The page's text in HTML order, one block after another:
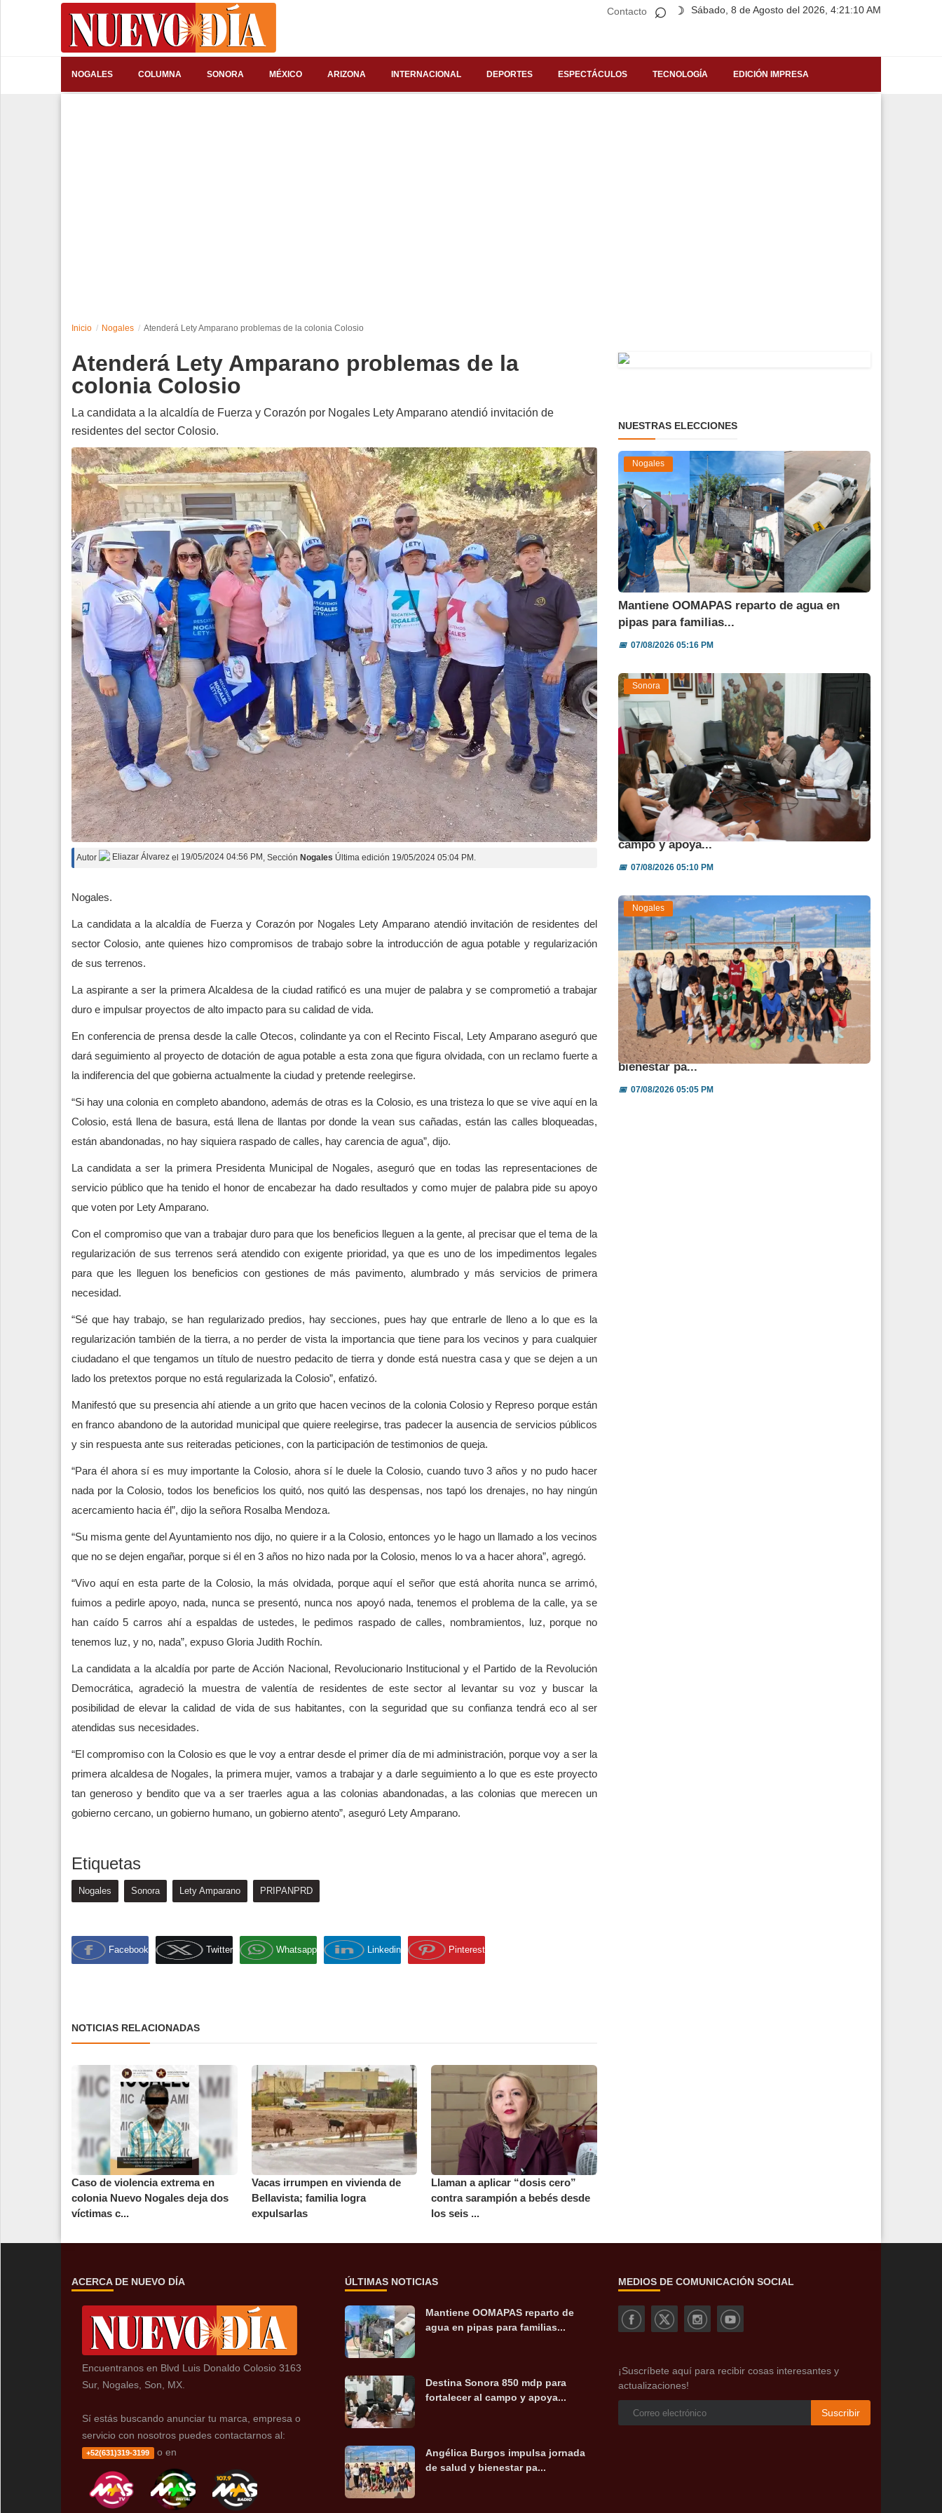
Contacto Sábado, 8 de Agosto del 2026, 4:21:10 AM
⌕ ☽
NOGALES COLUMNA SONORA MÉXICO ARIZONA INTERNACIONAL DEPORTES ESPECTÁCULOS TECNOLOGÍA EDICIÓN IMPRESA
Edición Impresa
Inicio Nogales Atenderá Lety Amparano problemas de la colonia Colosio
Atenderá Lety Amparano problemas de la
colonia Colosio
La candidata a la alcaldía de Fuerza y Corazón por Nogales Lety Amparano atendió invitación de
residentes del sector Colosio.
Autor Eliazar Álvarez el 19/05/2024 04:56 PM , Sección Nogales Última edición 19/05/2024 05:04 PM.
Nogales.
La candidata a la alcaldía de Fuerza y Corazón por Nogales Lety Amparano atendió invitación de residentes del
sector Colosio, ante quienes hizo compromisos de trabajo sobre la introducción de agua potable y regularización
de sus terrenos.
La aspirante a ser la primera Alcaldesa de la ciudad ratificó es una mujer de palabra y se comprometió a trabajar
duro e impulsar proyectos de alto impacto para su calidad de vida.
En conferencia de prensa desde la calle Otecos, colindante ya con el Recinto Fiscal, Lety Amparano aseguró que
dará seguimiento al proyecto de dotación de agua potable a esta zona que figura olvidada, con un reclamo fuerte a
la indiferencia del que gobierna actualmente la ciudad y pretende reelegirse.
“Si hay una colonia en completo abandono, además de otras es la Colosio, es una tristeza lo que se vive aquí en la
Colosio, está llena de basura, está llena de llantas por donde la vean sus cañadas, están las calles bloqueadas,
están abandonadas, no hay siquiera raspado de calles, hay carencia de agua”, dijo.
La candidata a ser la primera Presidenta Municipal de Nogales, aseguró que en todas las representaciones de
servicio público que ha tenido el honor de encabezar ha dado resultados y como mujer de palabra pide su apoyo
que voten por Lety Amparano.
Con el compromiso que van a trabajar duro para que los beneficios lleguen a la gente, al precisar que el tema de la
regularización de sus terrenos será atendido con exigente prioridad, ya que es uno de los impedimentos legales
para que les lleguen los beneficios con gestiones de más pavimento, alumbrado y más servicios de primera
necesidad.
“Sé que hay trabajo, se han regularizado predios, hay secciones, pues hay que entrarle de lleno a lo que es la
regularización también de la tierra, a no perder de vista la importancia que tiene para los vecinos y para cualquier
ciudadano el que tengamos un título de nuestro pedacito de tierra y donde está nuestra casa y que se dejen a un
lado los pretextos porque no está regularizada la Colosio”, enfatizó.
Manifestó que su presencia ahí atiende a un grito que hacen vecinos de la colonia Colosio y Represo porque están
en franco abandono de la autoridad municipal que quiere reelegirse, tras padecer la ausencia de servicios públicos
y sin respuesta ante sus reiteradas peticiones, con la participación de testimonios de queja.
“Para él ahora sí es muy importante la Colosio, ahora sí le duele la Colosio, cuando tuvo 3 años y no pudo hacer
nada por la Colosio, todos los beneficios los quitó, nos quitó las despensas, nos tapó los drenajes, no hay ningún
acercamiento hacia él”, dijo la señora Rosalba Mendoza.
“Su misma gente del Ayuntamiento nos dijo, no quiere ir a la Colosio, entonces yo le hago un llamado a los vecinos
que no se dejen engañar, porque si él en 3 años no hizo nada por la Colosio, menos lo va a hacer ahora”, agregó.
“Vivo aquí en esta parte de la Colosio, la más olvidada, porque aquí el señor que está ahorita nunca se arrimó,
fuimos a pedirle apoyo, nada, nunca se presentó, nunca nos apoyó nada, tenemos el problema de la calle, ya se
han caído 5 carros ahí a espaldas de ustedes, le pedimos raspado de calles, nombramientos, luz, porque no
tenemos luz, y no, nada”, expuso Gloria Judith Rochín.
La candidata a la alcaldía por parte de Acción Nacional, Revolucionario Institucional y el Partido de la Revolución
Democrática, agradeció la muestra de valentía de residentes de este sector al levantar su voz y buscar la
posibilidad de elevar la calidad de vida de sus habitantes, con la seguridad que su confianza tendrá eco al ser
atendidas sus necesidades.
“El compromiso con la Colosio es que le voy a entrar desde el primer día de mi administración, porque voy a ser la
primera alcaldesa de Nogales, la primera mujer, vamos a trabajar y a darle seguimiento a lo que es este proyecto
tan generoso y bendito que va a ser traerles agua a las colonias abandonadas, a las colonias que merecen un
gobierno cercano, un gobierno humano, un gobierno atento”, aseguró Lety Amparano.
Etiquetas
Nogales Sonora Lety Amparano PRIPANPRD
Facebook Twitter Whatsapp Linkedin Pinterest
NOTICIAS RELACIONADAS
Caso de violencia extrema en
colonia Nuevo Nogales deja dos
víctimas c...
Vacas irrumpen en vivienda de
Bellavista; familia logra
expulsarlas
Llaman a aplicar “dosis cero”
contra sarampión a bebés desde
los seis ...
NUESTRAS ELECCIONES
Nogales
Mantiene OOMAPAS reparto de agua en
pipas para familias...
📅07/08/2026 05:16 PM
Sonora
Destina Sonora 850 mdp para fortalecer al
campo y apoya...
📅07/08/2026 05:10 PM
Nogales
Angélica Burgos impulsa jornada de salud y
bienestar pa...
📅07/08/2026 05:05 PM
ACERCA DE NUEVO DÍA
Encuentranos en Blvd Luis Donaldo Colosio 3163
Sur, Nogales, Son, MX.
Sí estás buscando anunciar tu marca, empresa o
servicio con nosotros puedes contactarnos al:
+52(631)319-3199 o en
ÚLTIMAS NOTICIAS
Mantiene OOMAPAS reparto de
agua en pipas para familias...
Destina Sonora 850 mdp para
fortalecer al campo y apoya...
Angélica Burgos impulsa jornada
de salud y bienestar pa...
MEDIOS DE COMUNICACIÓN SOCIAL
¡Suscríbete aquí para recibir cosas interesantes y
actualizaciones!
Suscribir